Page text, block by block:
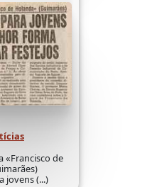
«Francisco de
jovens (...)